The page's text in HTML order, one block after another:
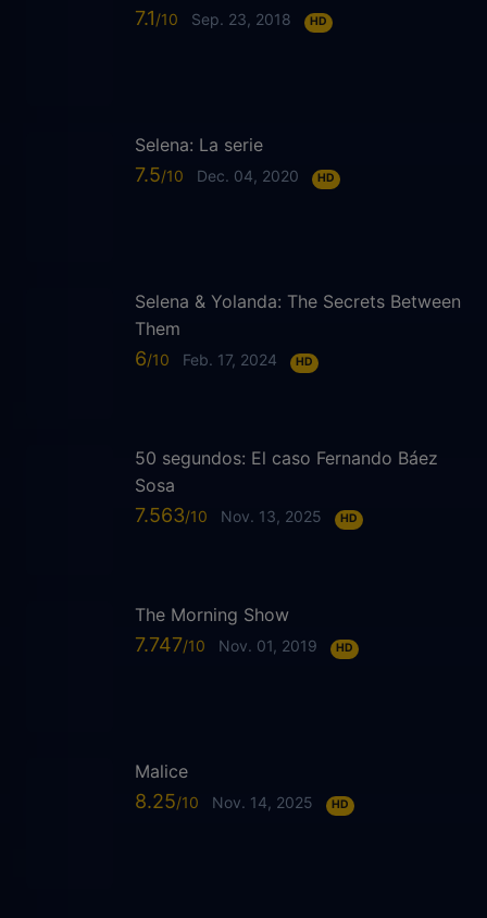
7.1 Sep. 23, 2018 HD
Selena: La serie
7.5 Dec. 04, 2020 HD
Selena & Yolanda: The Secrets Between
Them
6 Feb. 17, 2024 HD
50 segundos: El caso Fernando Báez
Sosa
7.563 Nov. 13, 2025 HD
The Morning Show
7.747 Nov. 01, 2019 HD
Malice
8.25 Nov. 14, 2025 HD